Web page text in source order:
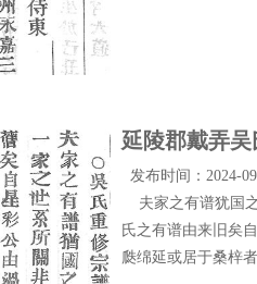
延陵郡戴弄吴
发布时间：2024-
夫家之有谱犹国
氏之有谱由来旧矣
瓞绵延或居于桑梓